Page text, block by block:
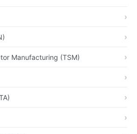
Manufacturing (TSM)